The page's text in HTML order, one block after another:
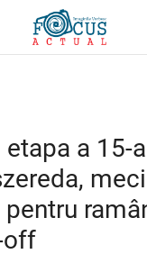
a 15-
meci
off